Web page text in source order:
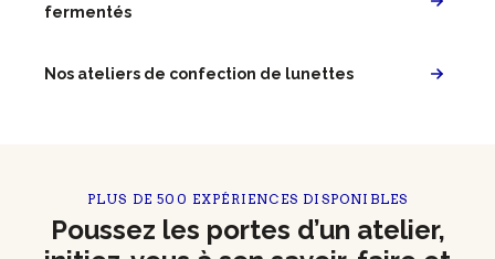
fermentés
Nos ateliers de confection de lunettes
PLUS DE 500 EXPÉRIENCES DISPONIBLES
Poussez les portes d’un atelier,